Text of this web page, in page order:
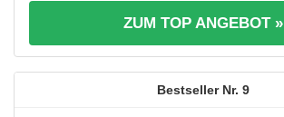
ZUM TOP ANGEBOT »
9